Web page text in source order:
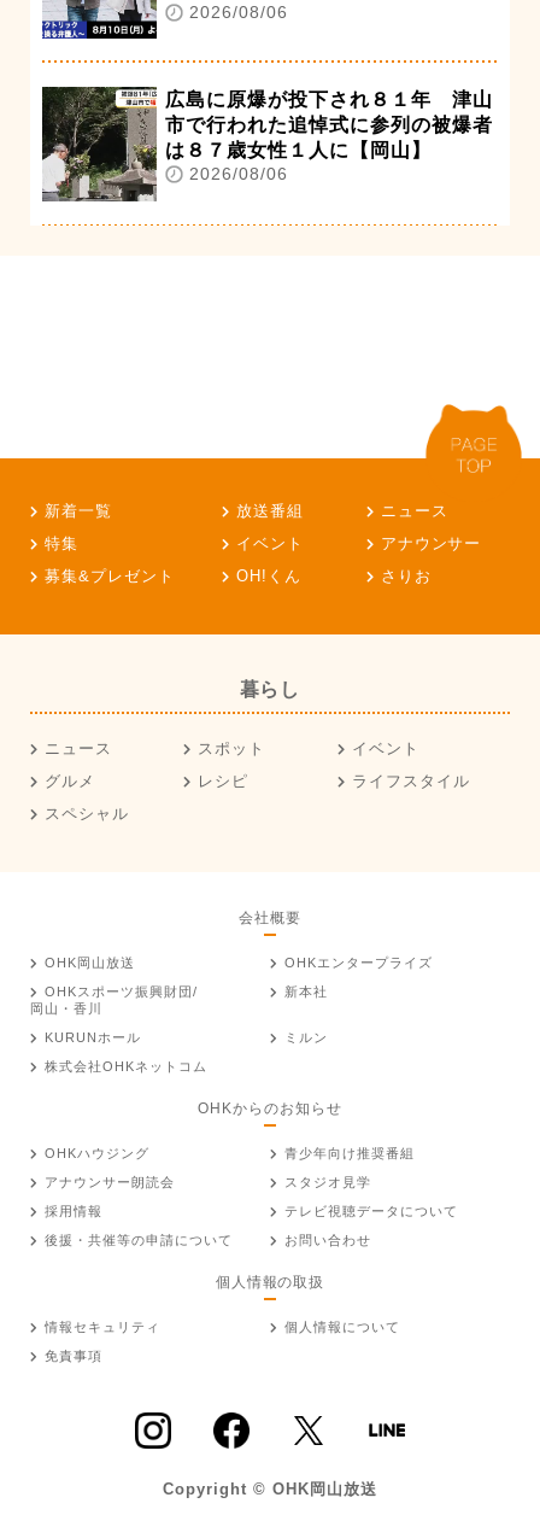
2026/08/06
広島に原爆が投下され８１年 津山
市で行われた追悼式に参列の被爆者
は８７歳女性１人に【岡山】
2026/08/06
新着一覧 放送番組
ニュース
特集
イベント
アナウンサー
募集&プレゼント
OH!くん さりお
暮らし
ニュース スポット
イベント
グルメ
レシピ
ライフスタイル
スペシャル
会社概要
OHK岡山放送
OHKエンタープライズ
OHKスポーツ振興財団/
岡山・香川
新本社
KURUNホール
ミルン
株式会社OHKネットコム
OHKからのお知らせ
OHKハウジング
青少年向け推奨番組
アナウンサー朗読会
スタジオ見学
採用情報
テレビ視聴データについて
後援・共催等の申請について
お問い合わせ
個人情報の取扱
情報セキュリティ
個人情報について
免責事項
Copyright © OHK岡山放送